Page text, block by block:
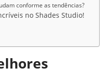
conforme as tendências?
no Shades Studio!